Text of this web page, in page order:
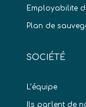
Employabilite
Plan de
SOCIÉTÉ
L’équipe
Ils parlent de